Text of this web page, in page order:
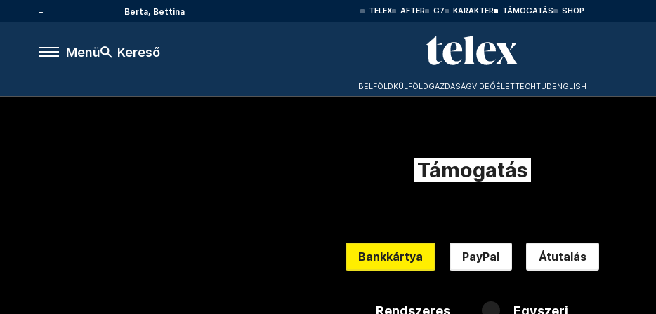
Berta, Bettina TELEX AFTER G7 KARAKTER TÁMOGATÁS SHOP
Menü Kereső
BELFÖLDKÜLFÖLDGAZDASÁGVIDEÓÉLETTECHTUDENGLISH
Támogatás
Bankkártya PayPal Átutalás
Rendszeres Egyszeri